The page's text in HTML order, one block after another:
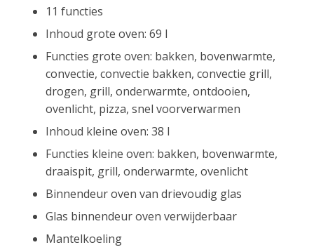
11 functies
Inhoud grote oven: 69 l
Functies grote oven: bakken, bovenwarmte,
convectie, convectie bakken, convectie grill,
drogen, grill, onderwarmte, ontdooien,
ovenlicht, pizza, snel voorverwarmen
Inhoud kleine oven: 38 l
Functies kleine oven: bakken, bovenwarmte,
draaispit, grill, onderwarmte, ovenlicht
Binnendeur oven van drievoudig glas
Glas binnendeur oven verwijderbaar
Mantelkoeling